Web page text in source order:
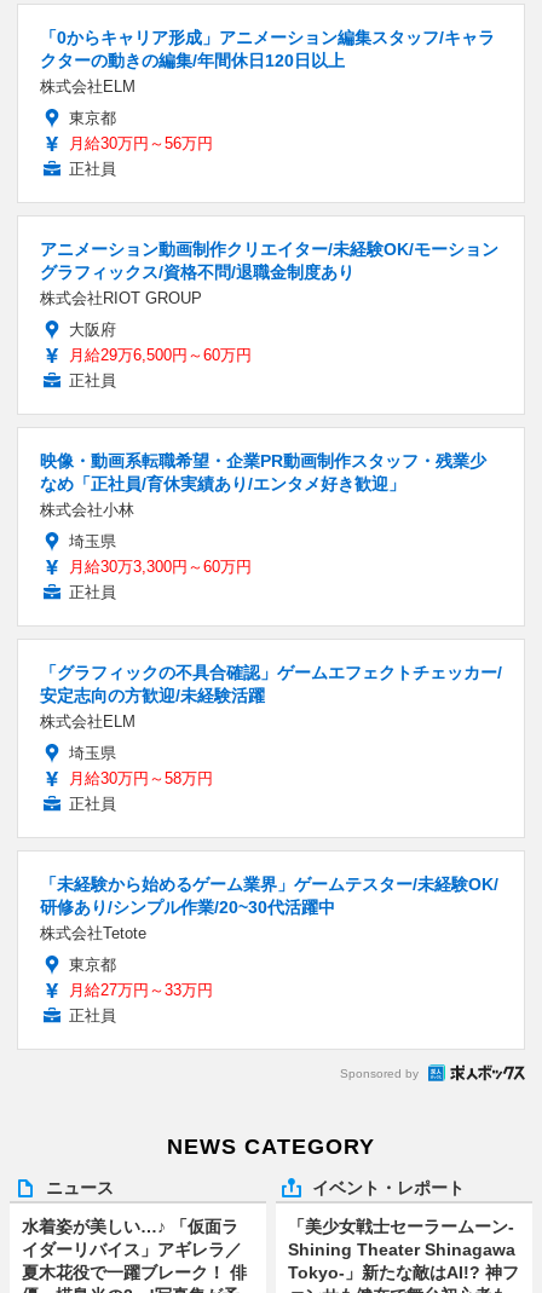
「0からキャリア形成」アニメーション編集スタッフ/キャラ
クターの動きの編集/年間休日120日以上
株式会社ELM
東京都
月給30万円～56万円
正社員
アニメーション動画制作クリエイター/未経験OK/モーション
グラフィックス/資格不問/退職金制度あり
株式会社RIOT GROUP
大阪府
月給29万6,500円～60万円
正社員
映像・動画系転職希望・企業PR動画制作スタッフ・残業少
なめ「正社員/育休実績あり/エンタメ好き歓迎」
株式会社小林
埼玉県
月給30万3,300円～60万円
正社員
「グラフィックの不具合確認」ゲームエフェクトチェッカー/
安定志向の方歓迎/未経験活躍
株式会社ELM
埼玉県
月給30万円～58万円
正社員
「未経験から始めるゲーム業界」ゲームテスター/未経験OK/
研修あり/シンプル作業/20~30代活躍中
株式会社Tetote
東京都
月給27万円～33万円
正社員
Sponsored by
NEWS CATEGORY
ニュース
水着姿が美しい…♪ 「仮面ラ
イダーリバイス」アギレラ／
夏木花役で一躍ブレーク！ 俳
イベント・レポート
「美少女戦士セーラームーン-
Shining Theater Shinagawa
Tokyo-」新たな敵はAI!? 神フ